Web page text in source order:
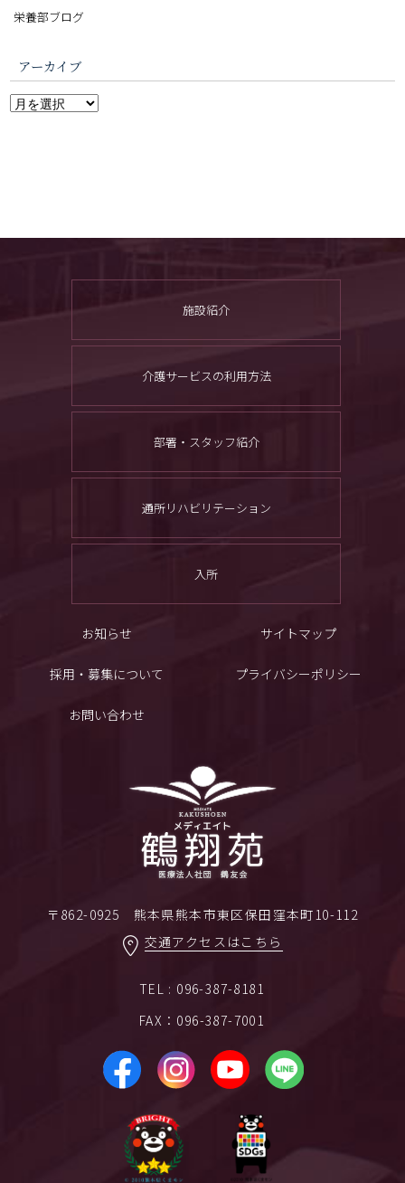
栄養部ブログ
アーカイブ
〒862-0925 熊本県熊本市東区保田窪本町10-112
交通アクセスはこちら
TEL : 096-387-8181
FAX：096-387-7001
施設紹介
介護サービスの利用方法
部署・スタッフ紹介
通所リハビリテーション
入所
お知らせ サイトマップ
採用・募集について プライバシーポリシー
お問い合わせ